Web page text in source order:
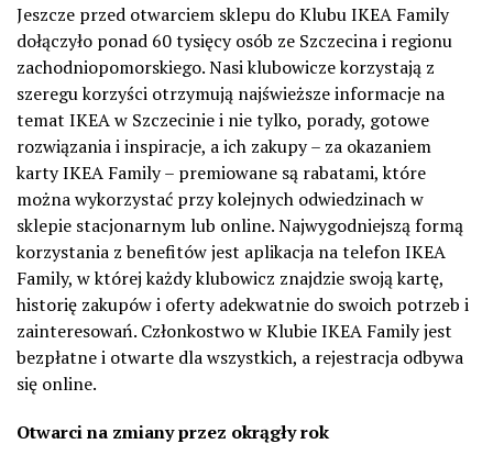
Jeszcze przed otwarciem sklepu do Klubu IKEA Family
dołączyło ponad 60 tysięcy osób ze Szczecina i regionu
zachodniopomorskiego. Nasi klubowicze korzystają z
szeregu korzyści otrzymują najświeższe informacje na
temat IKEA w Szczecinie i nie tylko, porady, gotowe
rozwiązania i inspiracje, a ich zakupy – za okazaniem
karty IKEA Family – premiowane są rabatami, które
można wykorzystać przy kolejnych odwiedzinach w
sklepie stacjonarnym lub online. Najwygodniejszą formą
korzystania z benefitów jest aplikacja na telefon IKEA
Family, w której każdy klubowicz znajdzie swoją kartę,
historię zakupów i oferty adekwatnie do swoich potrzeb i
zainteresowań. Członkostwo w Klubie IKEA Family jest
bezpłatne i otwarte dla wszystkich, a rejestracja odbywa
się online.
Otwarci na zmiany przez okrągły rok